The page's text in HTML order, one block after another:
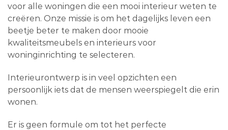
voor alle woningen die een mooi interieur weten te
creëren. Onze missie is om het dagelijks leven een
beetje beter te maken door mooie
kwaliteitsmeubels en interieurs voor
woninginrichting te selecteren.
Interieurontwerp is in veel opzichten een
persoonlijk iets dat de mensen weerspiegelt die erin
wonen.
Er is geen formule om tot het perfecte